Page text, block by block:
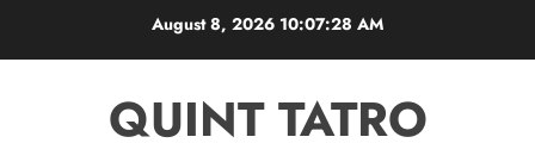
August 8, 2026 10:07:29 AM
QUINT TATRO